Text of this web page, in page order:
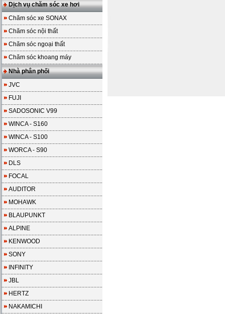
Dịch vụ chăm sóc xe hơi
Chăm sóc xe SONAX
Chăm sóc nội thất
Chăm sóc ngoại thất
Chăm sóc khoang máy
Nhà phân phối
JVC
FUJI
SADOSONIC V99
WINCA - S160
WINCA - S100
WORCA - S90
DLS
FOCAL
AUDITOR
MOHAWK
BLAUPUNKT
ALPINE
KENWOOD
SONY
INFINITY
JBL
HERTZ
NAKAMICHI